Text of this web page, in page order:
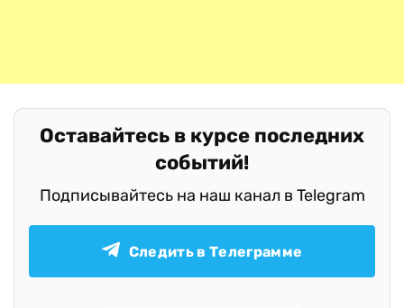
Оставайтесь в курсе последних
событий!
Подписывайтесь на наш канал в Telegram
Следить в Телеграмме